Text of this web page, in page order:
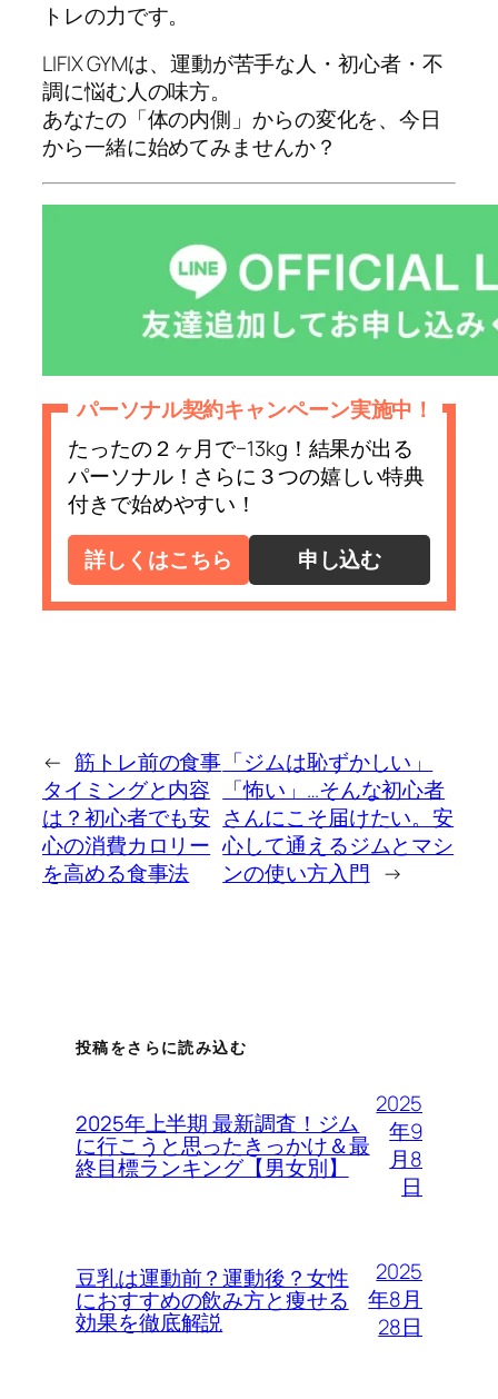
トレの力です。
LIFIX GYMは、運動が苦手な人・初心者・不
調に悩む人の味方。
あなたの「体の内側」からの変化を、今日
から一緒に始めてみませんか？
パーソナル契約キャンペーン実施中！
たったの２ヶ月で−13kg！結果が出る
パーソナル！さらに３つの嬉しい特典
付きで始めやすい！
詳しくはこちら
申し込む
← 筋トレ前の食事
タイミングと内容
は？初心者でも安
心の消費カロリー
を高める食事法
「ジムは恥ずかしい」
「怖い」…そんな初心者
さんにこそ届けたい。安
心して通えるジムとマシ
ンの使い方入門 →
投稿をさらに読み込む
2025年上半期 最新調査！ジム
に行こうと思ったきっかけ＆最
終目標ランキング【男女別】
2025
年9
月8
日
豆乳は運動前？運動後？女性
におすすめの飲み方と痩せる
効果を徹底解説
2025
年8月
28日